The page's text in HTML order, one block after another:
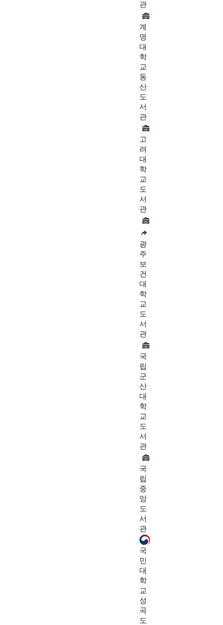
관
계
명
대
학
교
동
산
도
서
관
고
려
대
학
교
도
서
관
광
주
보
건
대
학
교
도
서
관
국
립
군
산
대
학
교
도
서
관
국
립
중
앙
도
서
관
국
민
대
학
교
성
곡
도